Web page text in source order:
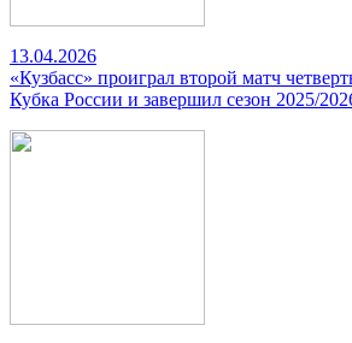
13.04.2026
«Кузбасс» проиграл второй матч
Кубка России и завершил сезон 2025/